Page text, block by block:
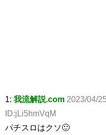
1: 我流解説.com 2023/04/
ID:jLi5hmVqM
パチスロはクソ🙂